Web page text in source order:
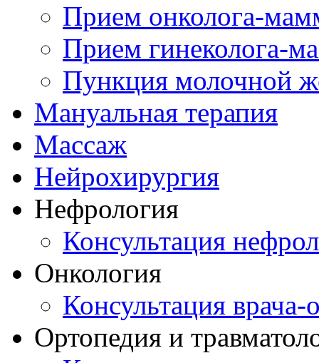
Прием онколога-
Прием гинеколога-
Пункция молочной
Мануальная терапия
Массаж
Нейрохирургия
Нефрология
Консультация
Онкология
Консультация врача-
Ортопедия и